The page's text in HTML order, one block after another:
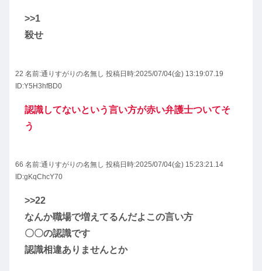
>>1
殺せ
22 名前:通りすがりの名無し 投稿日時:2025/07/04(金) 13:19:07.19
ID:Y5H3hfBD0
認識してないという言い方が赤い弁護士ついてそ
う
66 名前:通りすがりの名無し 投稿日時:2025/07/04(金) 15:23:21.14
ID:gKqChcY70
>>22
なんか職場で増えてるんだよこの言い方
〇〇の認識です
認識相違ありませんとか